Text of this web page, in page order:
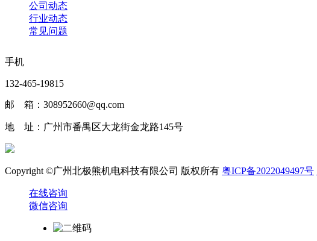
公司动态
行业动态
常见问题
手机
132-465-19815
邮 箱：308952660@qq.com
地 址：广州市番禺区大龙街金龙路145号
Copyright ©广州北极熊机电科技有限公司 版权所有 粤ICP备2022049497号
在线咨询
微信咨询